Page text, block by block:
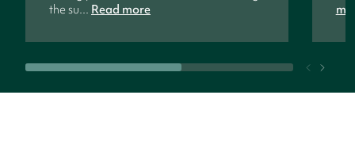
the su... Read more